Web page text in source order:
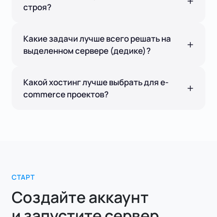
строя?
Какие задачи лучше всего решать на
выделенном сервере (дедике)?
Какой хостинг лучше выбрать для e-
commerce проектов?
СТАРТ
Создайте аккаунт